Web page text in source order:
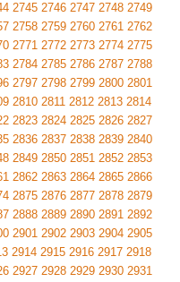
2745 2746 2747 2748 2749
2758 2759 2760 2761 2762
2771 2772 2773 2774 2775
2784 2785 2786 2787 2788
2797 2798 2799 2800 2801
2810 2811 2812 2813 2814
2823 2824 2825 2826 2827
2836 2837 2838 2839 2840
2849 2850 2851 2852 2853
2862 2863 2864 2865 2866
2875 2876 2877 2878 2879
2888 2889 2890 2891 2892
2901 2902 2903 2904 2905
2914 2915 2916 2917 2918
2927 2928 2929 2930 2931